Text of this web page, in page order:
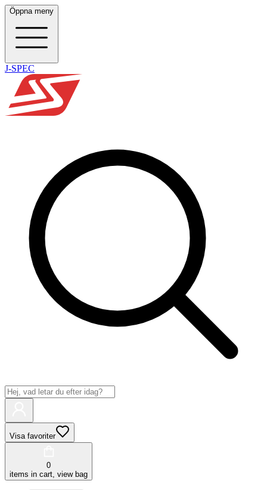
Öppna meny
J-SPEC
Visa favoriter
0
items in cart, view bag